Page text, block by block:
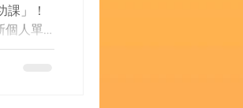
課」！
個人單
，當中